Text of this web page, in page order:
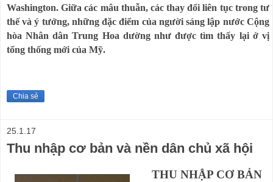
Washington. Giữa các mâu thuẫn, các thay đổi liên tục trong tư
thế và ý tưởng, những đặc điểm của người sáng lập nước Cộng
hòa Nhân dân Trung Hoa dường như được tìm thấy lại ở vị
tổng thống mới của Mỹ.
Chia sẻ
25.1.17
Thu nhập cơ bản và nền dân chủ xã hội
THU NHẬP CƠ BẢN